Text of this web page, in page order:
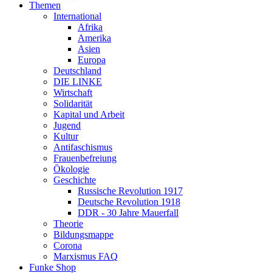
Themen
International
Afrika
Amerika
Asien
Europa
Deutschland
DIE LINKE
Wirtschaft
Solidarität
Kapital und Arbeit
Jugend
Kultur
Antifaschismus
Frauenbefreiung
Ökologie
Geschichte
Russische Revolution 1917
Deutsche Revolution 1918
DDR - 30 Jahre Mauerfall
Theorie
Bildungsmappe
Corona
Marxismus FAQ
Funke Shop